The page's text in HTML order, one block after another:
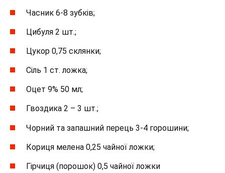
Часник 6-8 зубків;
Цибуля 2 шт.;
Цукор 0,75 склянки;
Сіль 1 ст. ложка;
Оцет 9% 50 мл;
Гвоздика 2 – 3 шт.;
Чорний та запашний перець 3-4 горошини;
Кориця мелена 0,25 чайної ложки;
Гірчиця (порошок) 0,5 чайної ложки